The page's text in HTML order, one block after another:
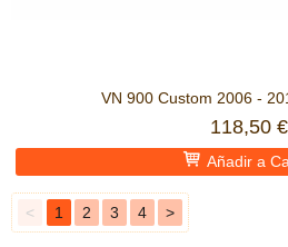
VN 900 Custom 2006 -
118,50 €
Añadir a
< 1 2 3 4 >